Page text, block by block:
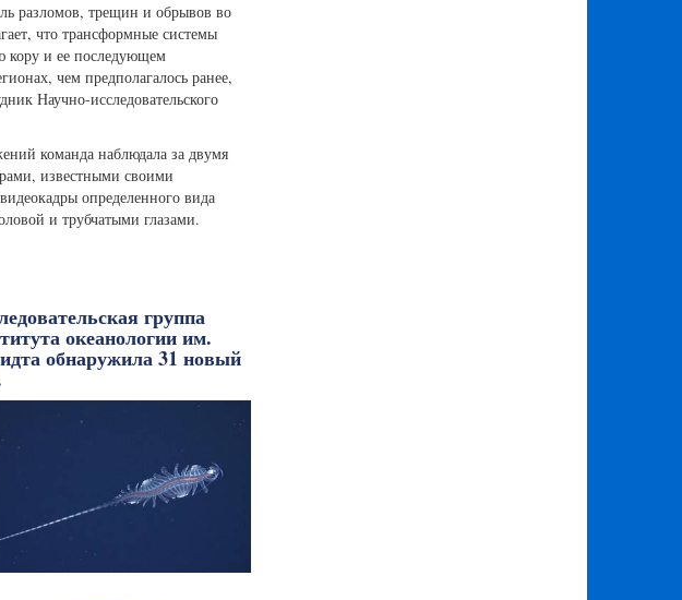
разломов, трещин и обрывов во
что трансформные системы
кору и ее последующем
чем предполагалось ранее,
Научно-исследовательского
команда наблюдала за двумя
известными своими
определенного вида
и трубчатыми глазами.
группа
океанологии им.
обнаружила 31 новый